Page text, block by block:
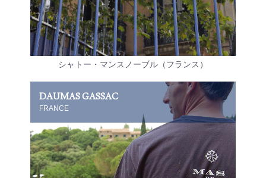
シャトー・マンスノーブル（フランス）
DAUMAS GASSAC
FRANCE